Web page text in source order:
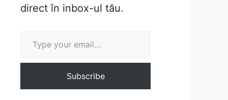
direct în inbox-ul tău.
Subscribe